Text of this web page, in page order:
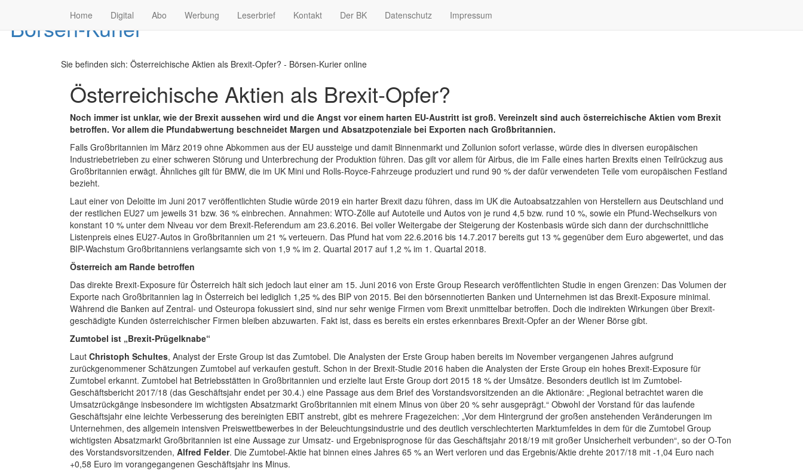
Home Digital Abo Werbung Leserbrief Kontakt Der BK Datenschutz Impressum
Sie befinden sich: Österreichische Aktien als Brexit-Opfer? - Börsen-Kurier online
Österreichische Aktien als Brexit-Opfer?
Noch immer ist unklar, wie der Brexit aussehen wird und die Angst vor einem harten EU-Austritt ist groß. Vereinzelt sind auch österreichische Aktien vom Brexit
betroffen. Vor allem die Pfundabwertung beschneidet Margen und Absatzpotenziale bei Exporten nach Großbritannien.
Falls Großbritannien im März 2019 ohne Abkommen aus der EU aussteige und damit Binnenmarkt und Zollunion sofort verlasse, würde dies in diversen europäischen
Industriebetrieben zu einer schweren Störung und Unterbrechung der Produktion führen. Das gilt vor allem für Airbus, die im Falle eines harten Brexits einen Teilrückzug aus
Großbritannien erwägt. Ähnliches gilt für BMW, die im UK Mini und Rolls-Royce-Fahrzeuge produziert und rund 90 % der dafür verwendeten Teile vom europäischen Festland
bezieht.
Laut einer von Deloitte im Juni 2017 veröffentlichten Studie würde 2019 ein harter Brexit dazu führen, dass im UK die Autoabsatzzahlen von Herstellern aus Deutschland und
der restlichen EU27 um jeweils 31 bzw. 36 % einbrechen. Annahmen: WTO-Zölle auf Autoteile und Autos von je rund 4,5 bzw. rund 10 %, sowie ein Pfund-Wechselkurs von
konstant 10 % unter dem Niveau vor dem Brexit-Referendum am 23.6.2016. Bei voller Weitergabe der Steigerung der Kostenbasis würde sich dann der durchschnittliche
Listenpreis eines EU27-Autos in Großbritannien um 21 % verteuern. Das Pfund hat vom 22.6.2016 bis 14.7.2017 bereits gut 13 % gegenüber dem Euro abgewertet, und das
BIP-Wachstum Großbritanniens verlangsamte sich von 1,9 % im 2. Quartal 2017 auf 1,2 % im 1. Quartal 2018.
Österreich am Rande betroffen
Das direkte Brexit-Exposure für Österreich hält sich jedoch laut einer am 15. Juni 2016 von Erste Group Research veröffentlichten Studie in engen Grenzen: Das Volumen der
Exporte nach Großbritannien lag in Österreich bei lediglich 1,25 % des BIP von 2015. Bei den börsennotierten Banken und Unternehmen ist das Brexit-Exposure minimal.
Während die Banken auf Zentral- und Osteuropa fokussiert sind, sind nur sehr wenige Firmen vom Brexit unmittelbar betroffen. Doch die indirekten Wirkungen über Brexit-
geschädigte Kunden österreichischer Firmen bleiben abzuwarten. Fakt ist, dass es bereits ein erstes erkennbares Brexit-Opfer an der Wiener Börse gibt.
Zumtobel ist „Brexit-Prügelknabe“
Laut Christoph Schultes, Analyst der Erste Group ist das Zumtobel. Die Analysten der Erste Group haben bereits im November vergangenen Jahres aufgrund
zurückgenommener Schätzungen Zumtobel auf verkaufen gestuft. Schon in der Brexit-Studie 2016 haben die Analysten der Erste Group ein hohes Brexit-Exposure für
Zumtobel erkannt. Zumtobel hat Betriebsstätten in Großbritannien und erzielte laut Erste Group dort 2015 18 % der Umsätze. Besonders deutlich ist im Zumtobel-
Geschäftsbericht 2017/18 (das Geschäftsjahr endet per 30.4.) eine Passage aus dem Brief des Vorstandsvorsitzenden an die Aktionäre: „Regional betrachtet waren die
Umsatzrückgänge insbesondere im wichtigsten Absatzmarkt Großbritannien mit einem Minus von über 20 % sehr ausgeprägt.“ Obwohl der Vorstand für das laufende
Geschäftsjahr eine leichte Verbesserung des bereinigten EBIT anstrebt, gibt es mehrere Fragezeichen: „Vor dem Hintergrund der großen anstehenden Veränderungen im
Unternehmen, des allgemein intensiven Preiswettbewerbes in der Beleuchtungsindustrie und des deutlich verschlechterten Marktumfeldes in dem für die Zumtobel Group
wichtigsten Absatzmarkt Großbritannien ist eine Aussage zur Umsatz- und Ergebnisprognose für das Geschäftsjahr 2018/19 mit großer Unsicherheit verbunden“, so der O-Ton
des Vorstandsvorsitzenden, Alfred Felder. Die Zumtobel-Aktie hat binnen eines Jahres 65 % an Wert verloren und das Ergebnis/Aktie drehte 2017/18 mit -1,04 Euro nach
+0,58 Euro im vorangegangenen Geschäftsjahr ins Minus.